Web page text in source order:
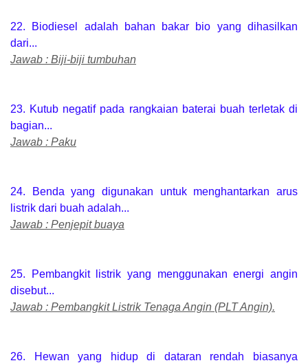
22. Biodiesel adalah bahan bakar bio yang dihasilkan
dari...
Jawab : Biji-biji tumbuhan
23. Kutub negatif pada rangkaian baterai buah terletak di
bagian...
Jawab : Paku
24. Benda yang digunakan untuk menghantarkan arus
listrik dari buah adalah...
Jawab : Penjepit buaya
25. Pembangkit listrik yang menggunakan energi angin
disebut...
Jawab : Pembangkit Listrik Tenaga Angin (PLT Angin).
26. Hewan yang hidup di dataran rendah biasanya